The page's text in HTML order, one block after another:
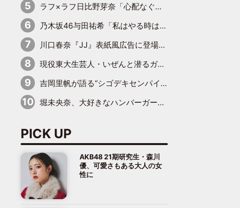
ラフ×ラフ日比野芽奈「心配なぐらい豚骨を感じていて…このまま握手会はちょっと厳しいかな」
乃木坂46与田祐希「私はやる時はやるんで」“絵心”に自信をのぞかせる
川口春奈『JJ』表紙風広告に登場…サントリー×光文社の異色のコラボが実現
現役東大生芸人・いぜんと潜るガチ中華紀行――「牙籤肉」「焼猪腰」「錫紙龍蝦尾」これ読めますか？
吉岡里帆が語る“シゴデキセンパイ”の素顔 現場ではカチッ、家ではふわふわ・もちもち
堀未央奈、大好きなハンバーガーに大喜び「ん～！めちゃくちゃジューシー！ 」
PICK UP
AKB48 21期研究生・森川
優、可愛さもある大人の女
性に